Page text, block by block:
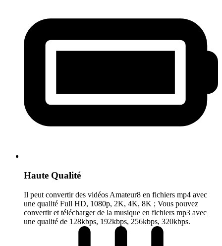
Haute Qualité
Il peut convertir des vidéos Amateur8 en fichiers mp4 avec
une qualité Full HD, 1080p, 2K, 4K, 8K ; Vous pouvez
convertir et télécharger de la musique en fichiers mp3 avec
une qualité de 128kbps, 192kbps, 256kbps, 320kbps.